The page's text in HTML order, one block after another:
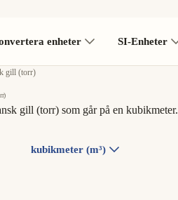
enheter SI-Enheter
gill (torr)
gill (torr) som går på en kubikmeter.
kubikmeter (m³)